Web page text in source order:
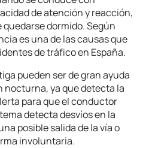
de atención y reacción,
dormido. Según
es una de las causas que
de tráfico en España.
pueden ser de gran ayuda
nocturna, ya que detecta la
para que el conductor
detecta desvíos en la
posible salida de la vía o
involuntaria.